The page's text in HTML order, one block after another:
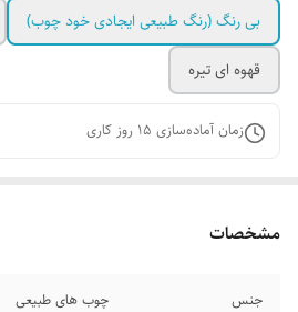
بی رنگ (رنگ طبیعی ایجادی خود چوب)
قهوه ای تیره
زمان آماده‌سازی 15 روز کاری
مشخصات
جنس چوب های طبیعی